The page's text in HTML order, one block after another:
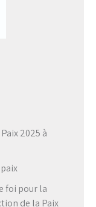
2025 à
foi pour la
de la Paix